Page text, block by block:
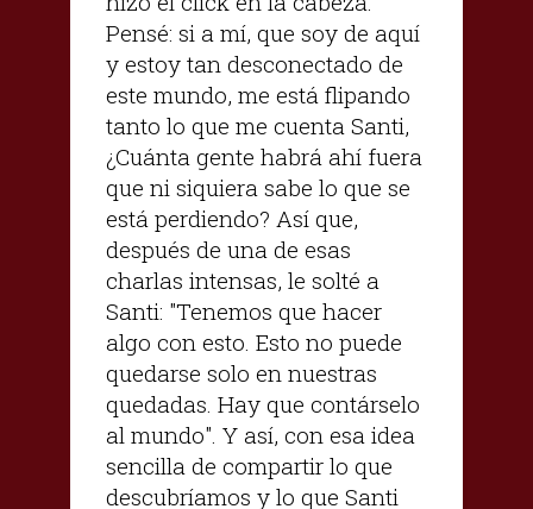
Pensé: si a mí, que soy de aquí
y estoy tan desconectado de
este mundo, me está flipando
tanto lo que me cuenta Santi,
¿Cuánta gente habrá ahí fuera
que ni siquiera sabe lo que se
está perdiendo? Así que,
después de una de esas
charlas intensas, le solté a
Santi: "Tenemos que hacer
algo con esto. Esto no puede
quedarse solo en nuestras
quedadas. Hay que contárselo
al mundo". Y así, con esa idea
sencilla de compartir lo que
descubríamos y lo que Santi